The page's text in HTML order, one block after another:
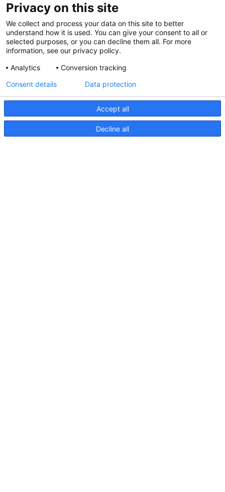
Hutchwilco-Bootsmesse 2026
8. Mai 2026
Aktualisierte Hella marine
31. März 2026
Privacy on this site
We collect and process your data on this site to better
understand how it is used. You can give your consent to all or
selected purposes, or you can decline them all. For more
information, see our privacy policy.
Analytics
Conversion tracking
Accept all
Decline all
Consent details Data protection